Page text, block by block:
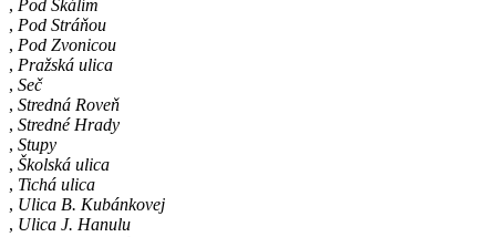
, Pod Skálím
, Pod Stráňou
, Pod Zvonicou
, Pražská ulica
, Seč
, Stredná Roveň
, Stredné Hrady
, Stupy
, Školská ulica
, Tichá ulica
, Ulica B. Kubánkovej
, Ulica J. Hanulu